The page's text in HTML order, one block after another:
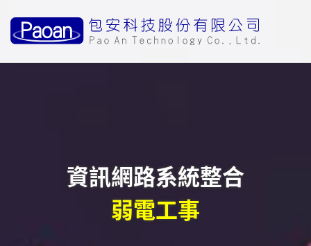
資訊網路系統整合
弱電工事
網路架設